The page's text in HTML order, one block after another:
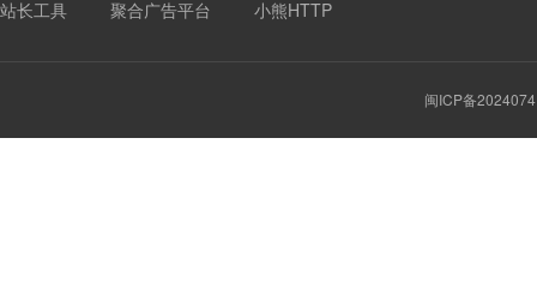
站长工具 聚合广告平台 小熊HTTP
闽ICP备